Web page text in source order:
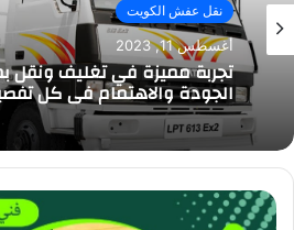
نقل عفش الكويت
أغسطس 11, 2023
تجربة مميزة في تغليف ونقل
الجودة والاهتمام في كل